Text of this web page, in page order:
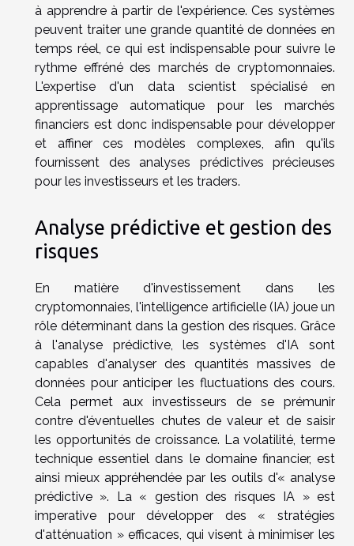
à apprendre à partir de l'expérience. Ces systèmes
peuvent traiter une grande quantité de données en
temps réel, ce qui est indispensable pour suivre le
rythme effréné des marchés de cryptomonnaies.
L'expertise d'un data scientist spécialisé en
apprentissage automatique pour les marchés
financiers est donc indispensable pour développer
et affiner ces modèles complexes, afin qu'ils
fournissent des analyses prédictives précieuses
pour les investisseurs et les traders.
Analyse prédictive et gestion des
risques
En matière d'investissement dans les
cryptomonnaies, l'intelligence artificielle (IA) joue un
rôle déterminant dans la gestion des risques. Grâce
à l'analyse prédictive, les systèmes d'IA sont
capables d'analyser des quantités massives de
données pour anticiper les fluctuations des cours.
Cela permet aux investisseurs de se prémunir
contre d'éventuelles chutes de valeur et de saisir
les opportunités de croissance. La volatilité, terme
technique essentiel dans le domaine financier, est
ainsi mieux appréhendée par les outils d'« analyse
prédictive ». La « gestion des risques IA » est
imperative pour développer des « stratégies
d'atténuation » efficaces, qui visent à minimiser les